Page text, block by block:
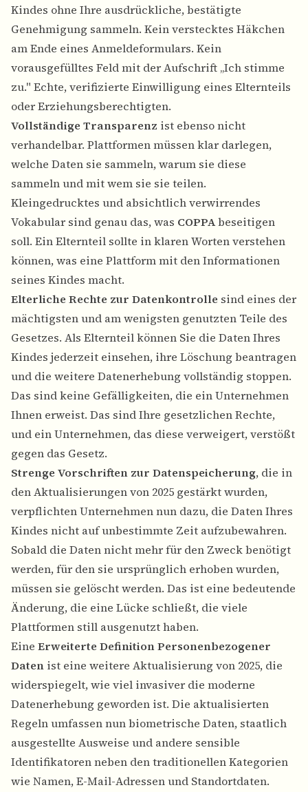
Kindes ohne Ihre ausdrückliche, bestätigte
Genehmigung sammeln. Kein verstecktes Häkchen
am Ende eines Anmeldeformulars. Kein
vorausgefülltes Feld mit der Aufschrift „Ich stimme
zu." Echte, verifizierte Einwilligung eines Elternteils
oder Erziehungsberechtigten.
Vollständige Transparenz ist ebenso nicht
verhandelbar. Plattformen müssen klar darlegen,
welche Daten sie sammeln, warum sie diese
sammeln und mit wem sie sie teilen.
Kleingedrucktes und absichtlich verwirrendes
Vokabular sind genau das, was COPPAbeseitigen
soll. Ein Elternteil sollte in klaren Worten verstehen
können, was eine Plattform mit den Informationen
seines Kindes macht.
Elterliche Rechte zur Datenkontrolle sind eines der
mächtigsten und am wenigsten genutzten Teile des
Gesetzes. Als Elternteil können Sie die Daten Ihres
Kindes jederzeit einsehen, ihre Löschung beantragen
und die weitere Datenerhebung vollständig stoppen.
Das sind keine Gefälligkeiten, die ein Unternehmen
Ihnen erweist. Das sind Ihre gesetzlichen Rechte,
und ein Unternehmen, das diese verweigert, verstößt
gegen das Gesetz.
Strenge Vorschriften zur Datenspeicherung, die in
den Aktualisierungen von 2025 gestärkt wurden,
verpflichten Unternehmen nun dazu, die Daten Ihres
Kindes nicht auf unbestimmte Zeit aufzubewahren.
Sobald die Daten nicht mehr für den Zweck benötigt
werden, für den sie ursprünglich erhoben wurden,
müssen sie gelöscht werden. Das ist eine bedeutende
Änderung, die eine Lücke schließt, die viele
Plattformen still ausgenutzt haben.
Eine Erweiterte Definition Personenbezogener
Daten ist eine weitere Aktualisierung von 2025, die
widerspiegelt, wie viel invasiver die moderne
Datenerhebung geworden ist. Die aktualisierten
Regeln umfassen nun biometrische Daten, staatlich
ausgestellte Ausweise und andere sensible
Identifikatoren neben den traditionellen Kategorien
wie Namen, E-Mail-Adressen und Standortdaten.